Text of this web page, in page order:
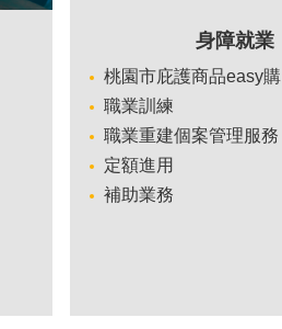
身障就業
桃園市庇護商品easy購
職業訓練
職業重建個案管理服務
定額進用
補助業務